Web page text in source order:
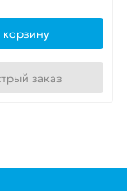
корзину
заказ